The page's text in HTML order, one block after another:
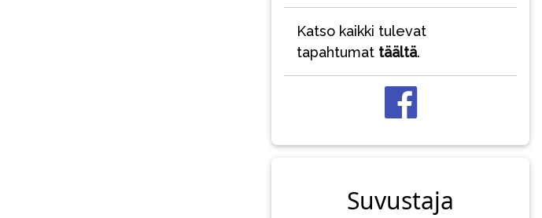
Katso kaikki tulevat
tapahtumat täältä.
Suvustaja